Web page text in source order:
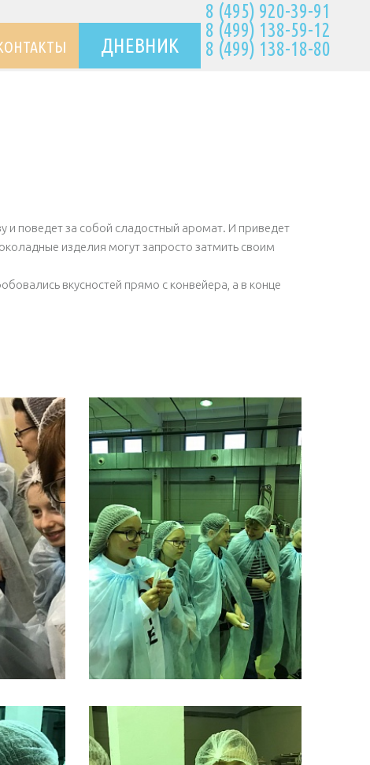
8 (495) 920-39-91
8 (499) 138-59-12
8 (499) 138-18-80
ДНЕВНИК
поведет за собой сладостный аромат. И приведет
изделия могут запросто затмить своим
вкусностей прямо с конвейера, а в конце